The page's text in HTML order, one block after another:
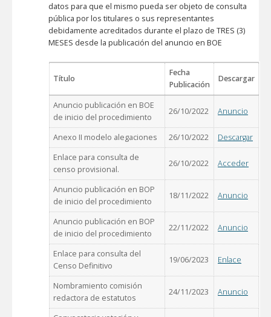
datos para que el mismo pueda ser objeto de consulta
pública por los titulares o sus representantes
debidamente acreditados durante el plazo de TRES (3)
MESES desde la publicación del anuncio en BOE
Título
Fecha
Publicación
Descargar
Anuncio publicación en BOE
de inicio del procedimiento
26/10/2022 Anuncio
Anexo II modelo alegaciones 26/10/2022
Descargar
Enlace para consulta de
censo provisional.
26/10/2022 Acceder
Anuncio publicación en BOP
de inicio del procedimiento
18/11/2022 Anuncio
Anuncio publicación en BOP
de inicio del procedimiento
22/11/2022 Anuncio
Enlace para consulta del
Censo Definitivo
19/06/2023 Enlace
Nombramiento comisión
redactora de estatutos
24/11/2023 Anuncio